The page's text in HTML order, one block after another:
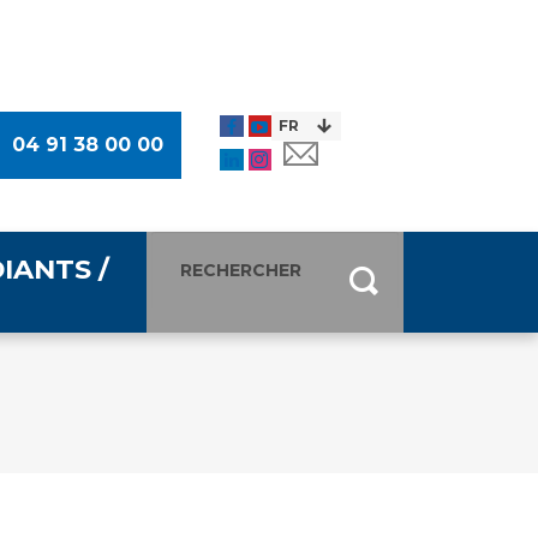
04 91 38 00 00
/